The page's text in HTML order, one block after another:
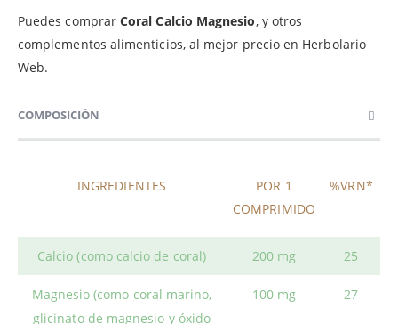
Puedes comprarCoral Calcio Magnesio, y otros
complementos alimenticios, al mejor precio en Herbolario
Web.
COMPOSICIÓN
INGREDIENTES
POR 1
COMPRIMIDO
%VRN*
Calcio (como calcio de coral) 200 mg 25
Magnesio (como coral marino,
glicinato de magnesio y óxido
100 mg 27